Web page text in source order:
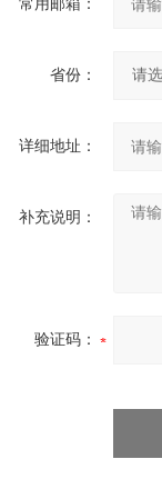
常用邮箱：
省份：
详细地址：
补充说明：
验证码：